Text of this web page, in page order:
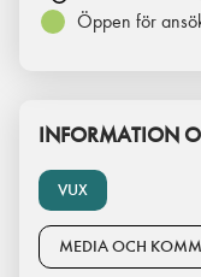
Öppen för
VUX
INFORMATION
MEDIA OCH